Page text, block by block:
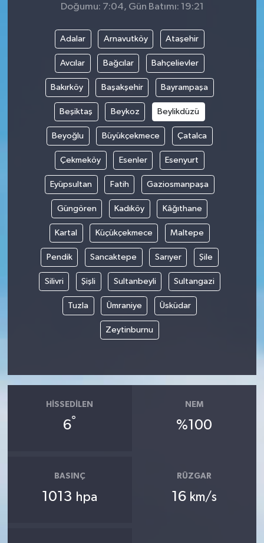
Doğumu: 7:04, Gün Batımı: 19:21
Adalar Arnavutköy Ataşehir
Avcılar Bağcılar Bahçelievler
Bakırköy Başakşehir Bayrampaşa
Beşiktaş Beykoz Beylikdüzü
Beyoğlu Büyükçekmece Çatalca
Çekmeköy Esenler Esenyurt
Eyüpsultan Fatih Gaziosmanpaşa
Güngören Kadıköy Kâğıthane
Kartal Küçükçekmece Maltepe
Pendik Sancaktepe Sarıyer Şile
Silivri Şişli Sultanbeyli Sultangazi
Tuzla Ümraniye Üsküdar
Zeytinburnu
HISSEDILEN
6°
NEM
%100
BASINÇ
1013 hpa
RÜZGAR
16 km/s